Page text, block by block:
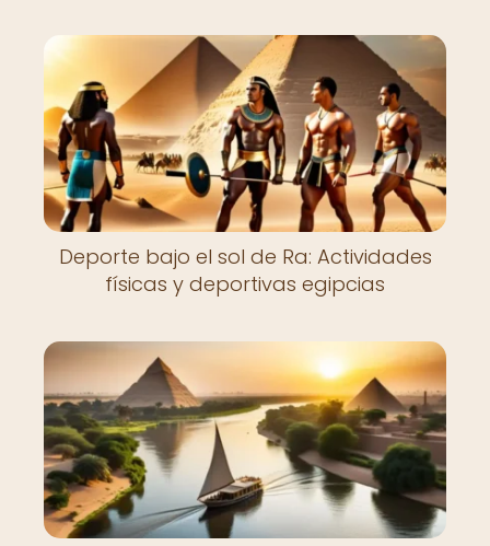
Deporte bajo el sol de Ra: Actividades
físicas y deportivas egipcias